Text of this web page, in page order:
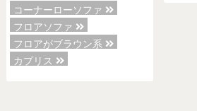
コーナーローソファ
フロアソファ
フロアがブラウン系
カプリス